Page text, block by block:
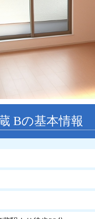
Bの基本情報